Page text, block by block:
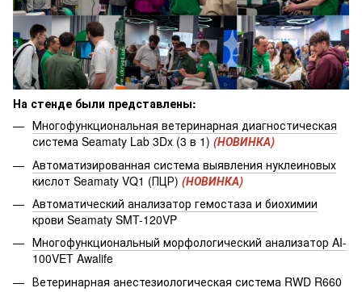
На стенде были представлены:
Многофункциональная ветеринарная диагностическая
система Seamaty Lab 3Dx (3 в 1) (НОВИНКА)
Автоматизированная система выявления нуклеиновых
кислот Seamaty VQ1 (ПЦР) (НОВИНКА)
Автоматический анализатор гемостаза и биохимии
крови Seamaty SMT-120VP
Многофункциональный морфологический анализатор AI-
100VET Awalife
Ветеринарная анестезиологическая система RWD R660